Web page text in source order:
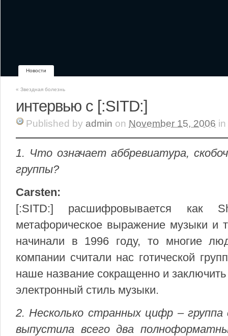
Новости
« Звездная болезнь
интервью с [:SITD:]
Published by admin on November 15, 2006 in
1. Что означает аббревиатура,
группы?
Carsten:
[:SITD:] расшифровывается
метафорическое выражение музыки и
начинали в 1996 году, то многие
компании считали нас готической
наше название сокращенно и
электронный стиль музыки.
2. Несколько странных цифр –
выпустила всего два